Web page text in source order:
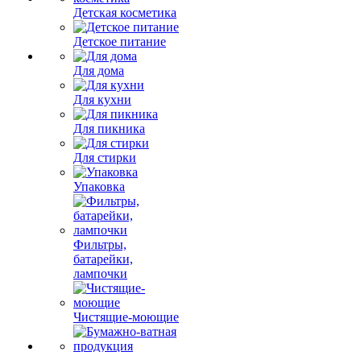
Детская косметика
Детское питание
Для дома
Для кухни
Для пикника
Для стирки
Упаковка
Фильтры,
батарейки,
лампочки
Чистящие-моющие